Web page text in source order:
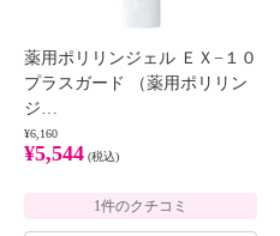
薬用ポリリンジェル ＥＸ−１０
プラスガード （薬用ポリリン
ジ…
¥6,160
¥5,544 (税込)
1件のクチコミ